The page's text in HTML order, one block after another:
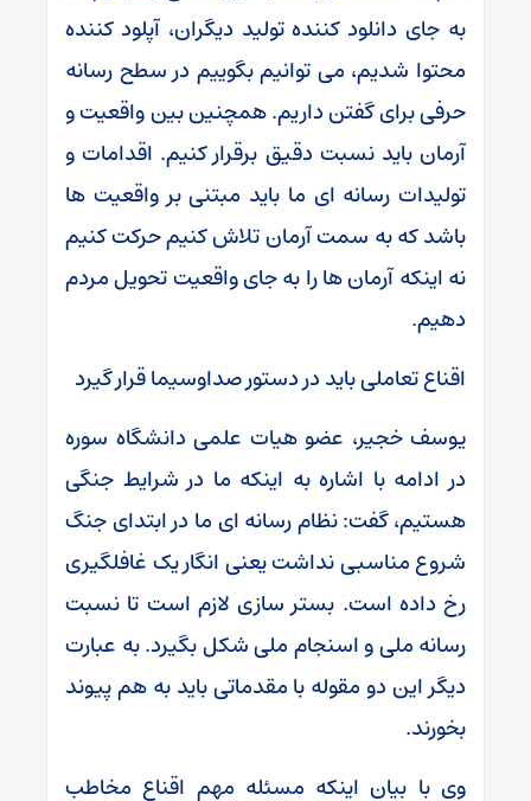
به جای دانلود کننده تولید دیگران، آپلود کننده
محتوا شدیم، می توانیم بگوییم در سطح رسانه
حرفی برای گفتن داریم. همچنین بین واقعیت و
آرمان باید نسبت دقیق برقرار کنیم. اقدامات و
تولیدات رسانه ای ما باید مبتنی بر واقعیت ها
باشد که به سمت آرمان تلاش کنیم حرکت کنیم
نه اینکه آرمان ها را به جای واقعیت تحویل مردم
دهیم.
اقناع تعاملی باید در دستور صداوسیما قرار گیرد
یوسف خجیر، عضو هیات علمی دانشگاه سوره
در ادامه با اشاره به اینکه ما در شرایط جنگی
هستیم، گفت: نظام رسانه ای ما در ابتدای جنگ
شروع مناسبی نداشت یعنی انگار یک غافلگیری
رخ داده است. بستر سازی لازم است تا نسبت
رسانه ملی و اسنجام ملی شکل بگیرد. به عبارت
دیگر این دو مقوله با مقدماتی باید به هم پیوند
بخورند.
وی با بیان اینکه مسئله مهم اقناع مخاطب